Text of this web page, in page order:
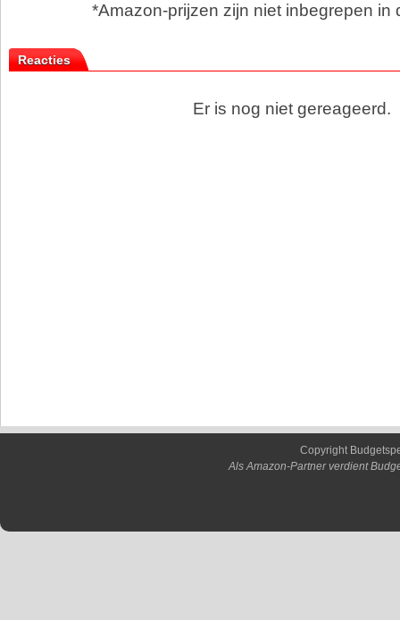
*Amazon-prijzen zijn niet inbegrepen in
Reacties
Er is nog niet gereageerd.
Copyright
Als Amazon-Partner verdient